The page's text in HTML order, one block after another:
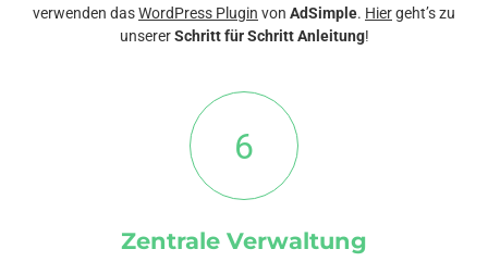
verwenden dasWordPress Plugin von AdSimple. Hiergeht’s zu
unsererSchritt für Schritt Anleitung!
6
Zentrale Verwaltung